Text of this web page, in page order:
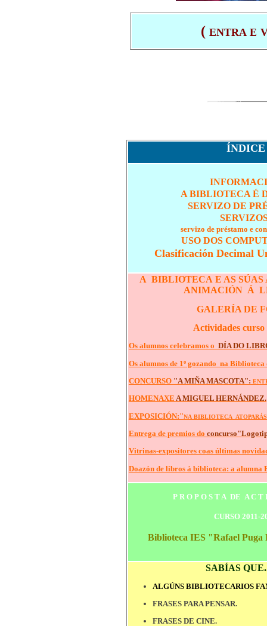
( ENTRA E
ÍNDICE
A BIBLIOTECA É
SERVIZO DE
servizo de préstamo e
USO DOS
Clasificación Decimal
A BIBLIOTECA E AS
ANIMACIÓN Á
GALERÍA DE
Actividades curso
Os alumnos celebramos o DÍA DO
Os alumnos de 1º gozando na Biblioteca
CONCURSO "A MIÑA MASCOTA":
HOMENAXE A MIGUEL HERNÁNDEZ.
EXPOSICIÓN:"NA BIBLIOTECA ATOPARÁS
Entrega de premios do concurso
Vitrinas-expositores coas últimas
Doazón de libros á biblioteca: a alumna
P R O P O S T A DE A C T
CURSO 2011-
Biblioteca IES "Rafael Puga
SABÍAS
ALGÚNS BIBLIOTECARIOS
FRASES PARA PENSAR.
FRASES DE CINE.